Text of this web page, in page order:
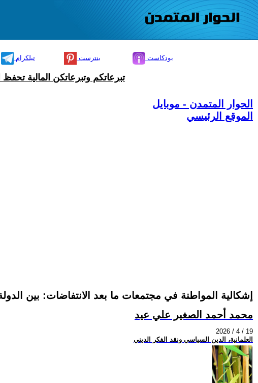
تيلكرام بنترست بودكاست
تبرعاتكم وتبرعاتكن المالية
الحوار المتمدن - موبايل
الموقع الرئيسي
إشكالية المواطنة في مجتمعات ما بعد الانتفاضات: بين
محمد أحمد الصغير علي عيد
2026 / 4 / 19
العلمانية، الدين السياسي ونقد الفكر الديني